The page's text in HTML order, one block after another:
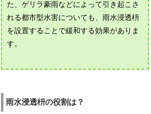
た、ゲリラ豪雨などによって引き起こさ
れる都市型水害についても、雨水浸透枡
を設置することで緩和する効果がありま
す。
雨水浸透枡の役割は？